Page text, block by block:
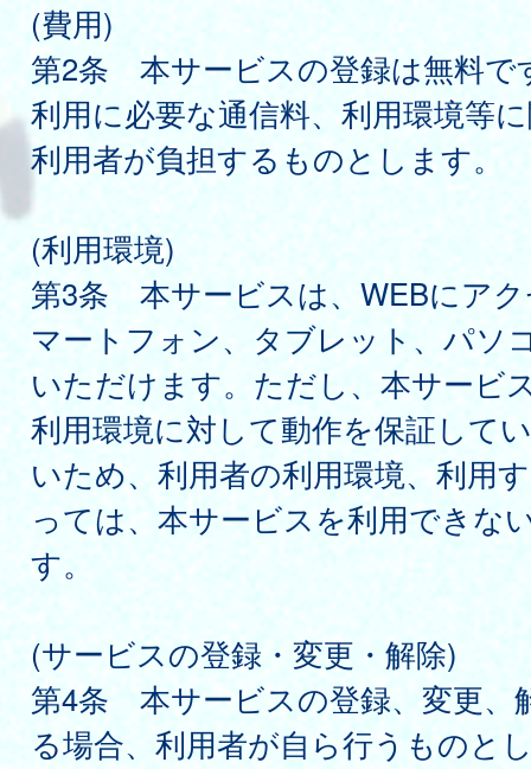
(費用)
第2条 本サービスの登録は無料で
利用に必要な通信料、利用環境等
利用者が負担するものとします。
(利用環境)
第3条 本サービスは、WEBにア
マートフォン、タブレット、パソ
いただけます。ただし、本サービ
利用環境に対して動作を保証して
いため、利用者の利用環境、利用
っては、本サービスを利用できな
す。
(サービスの登録・変更・解除)
第4条 本サービスの登録、変更、
る場合、利用者が自ら行うものと